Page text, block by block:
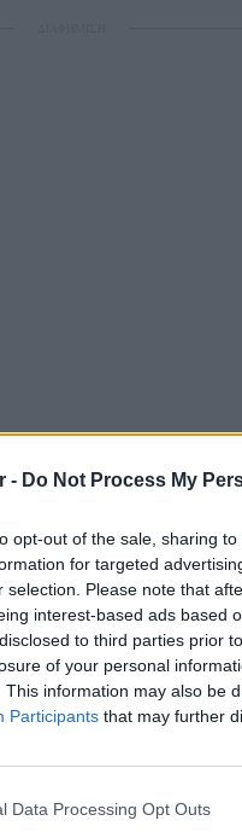
- Do Not Process My
opt-out of the sale, sharing
for targeted
selection. Please note that
interest-based ads based
to third parties prior
of your personal
This information may also be
Participants that may further
Data Processing Opt Outs
Καθηγητής
επιστήμονας,
Ψυχανάλυση